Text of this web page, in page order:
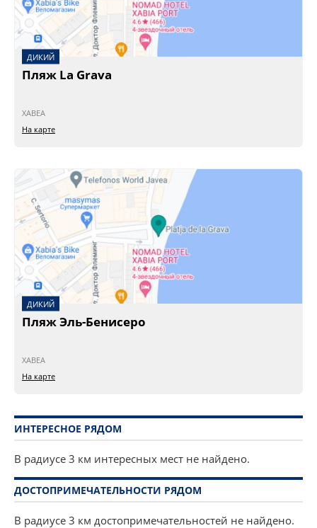
ДИКИЙ
Пляж La Grava
ХАВЕА
На карте
ДИКИЙ
Пляж Эль-Бенисеро
ХАВЕА
На карте
ИНТЕРЕСНОЕ РЯДОМ
В радиусе 3 км интересных мест не найдено.
ДОСТОПРИМЕЧАТЕЛЬНОСТИ РЯДОМ
В радиусе 3 км достопримечательностей не найдено.